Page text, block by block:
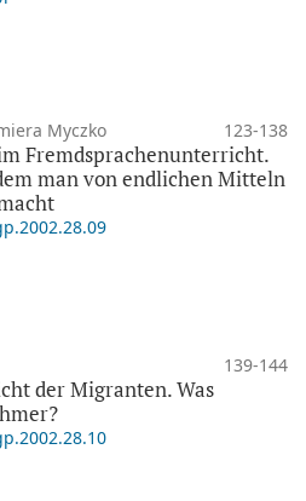
Myczko 123-138
Fremdsprachenunterricht.
man von endlichen Mitteln
139-144
der Migranten. Was